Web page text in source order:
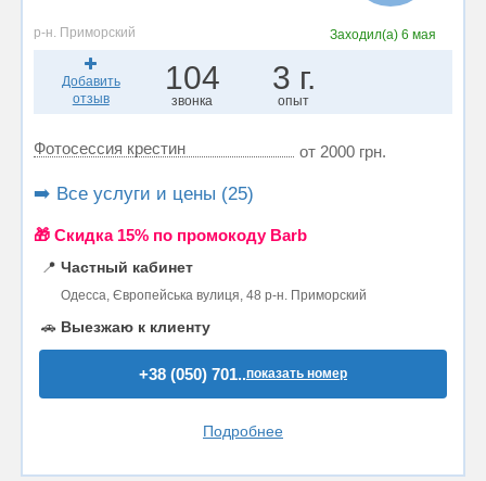
р-н. Приморский Заходил(а) 6 мая
Добавить
отзыв
104
звонка
3 г.
опыт
Фотосессия крестин от 2000 грн.
➡️ Все услуги и цены (25)
🎁 Cкидка 15% по промокоду Barb
📍 Частный кабинет
Одесса, Європейська вулиця, 48 р-н. Приморский
🚗 Выезжаю к клиенту
+38 (050) 701..показать номер
Подробнее